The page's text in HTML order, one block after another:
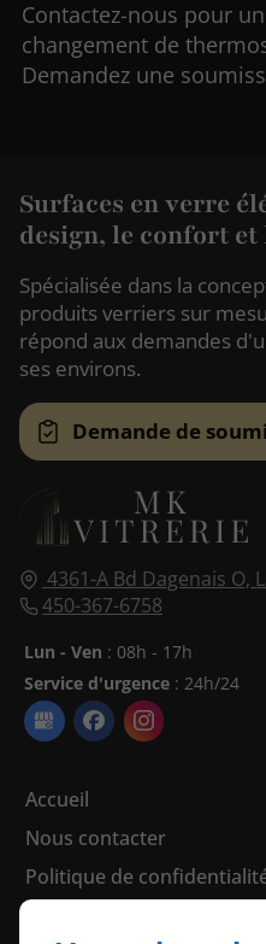
Contactez-nous pour
changement de
Demandez une
4361-A Bd Dagenais O,
450-367-6758
Lun - Ven : 08h - 17h
Service d'urgence : 24h/24
Accueil
Nous contacter
Politique de
Surfaces en verre
design, le confort
Spécialisée dans la
produits verriers sur
répond aux demandes
ses environs.
Demande de